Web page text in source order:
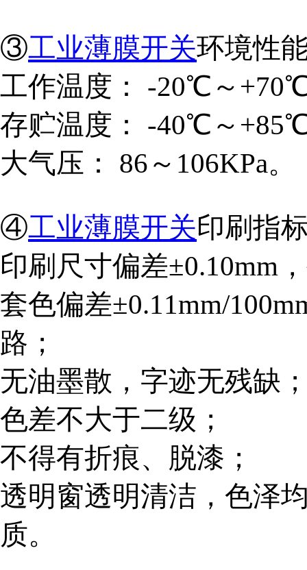
③工业薄膜开关环境性
工作温度： -20℃～
存贮温度： -40℃～
大气压： 86～106KPa。
④工业薄膜开关印刷指
印刷尺寸偏差±0.10mm
套色偏差±0.11mm/
路；
无油墨散，字迹无残缺
色差不大于二级；
不得有折痕、脱漆；
透明窗透明清洁，色泽
质。